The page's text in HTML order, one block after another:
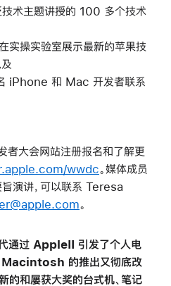
术主题讲授的 100 多个技术
实操实验室展示最新的苹果技
iPhone 和 Mac 开发者联系
大会网站注册报名和了解更
wwdc。媒体成员
演讲，可以联系 Teresa
。
通过 AppleII 引发了个人电
Macintosh 的推出又彻底改
的和屡获大奖的台式机、笔记